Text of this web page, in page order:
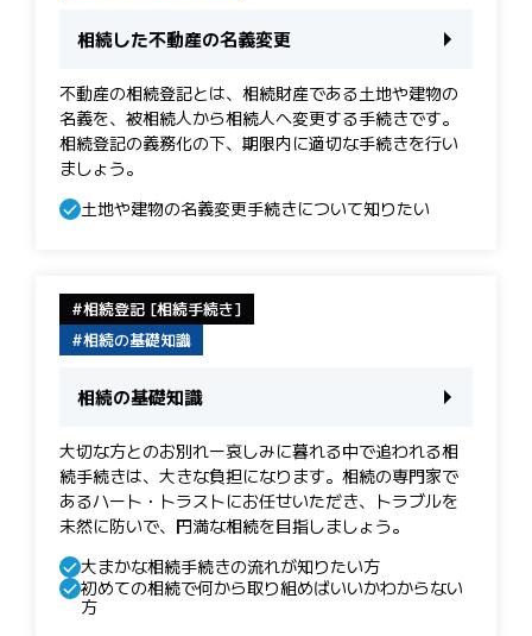
相続した不動産の名義変更
不動産の相続登記とは、相続財産である土地や建物の
名義を、被相続人から相続人へ変更する手続きです。
相続登記の義務化の下、期限内に適切な手続きを行い
ましょう。
土地や建物の名義変更手続きについて知りたい
相続登記 [相続手続き]
相続の基礎知識
相続の基礎知識
大切な方とのお別れー哀しみに暮れる中で追われる相
続手続きは、大きな負担になります。相続の専門家で
あるハート・トラストにお任せいただき、トラブルを
未然に防いで、円満な相続を目指しましょう。
大まかな相続手続きの流れが知りたい方
初めての相続で何から取り組めばいいかわからない
方